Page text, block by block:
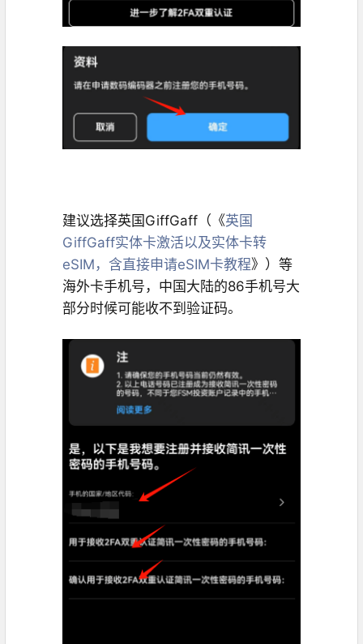
建议选择英国GiffGaff（《英国
GiffGaff实体卡激活以及实体卡转
eSIM，含直接申请eSIM卡教程》）等
海外卡手机号，中国大陆的86手机号大
部分时候可能收不到验证码。